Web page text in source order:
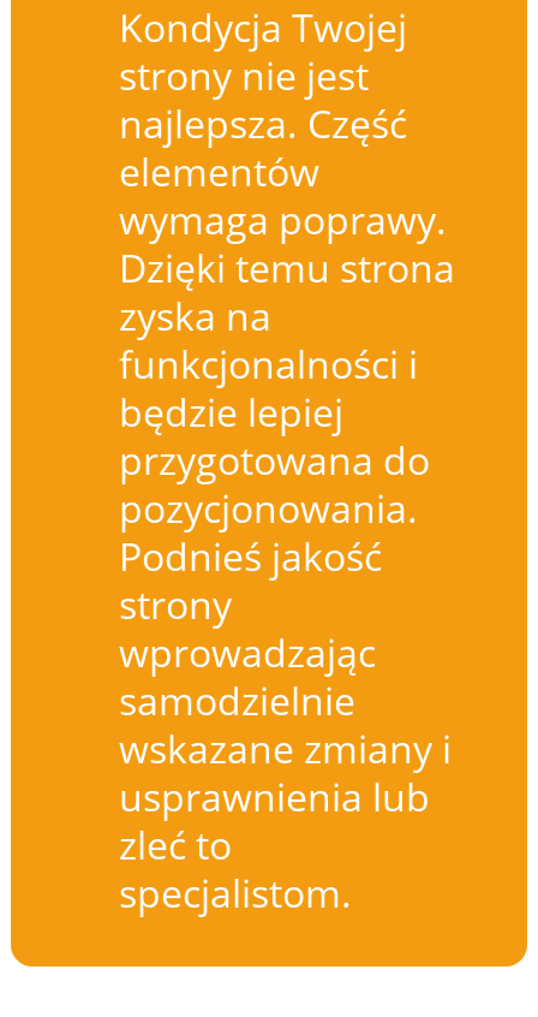
Kondycja Twojej
strony nie jest
najlepsza. Część
elementów
wymaga poprawy.
Dzięki temu strona
zyska na
funkcjonalności i
będzie lepiej
przygotowana do
pozycjonowania.
Podnieś jakość
strony
wprowadzając
samodzielnie
wskazane zmiany i
usprawnienia lub
zleć to
specjalistom.